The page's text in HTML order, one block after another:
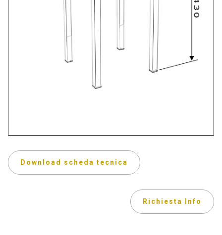
Download scheda tecnica
Richiesta Info